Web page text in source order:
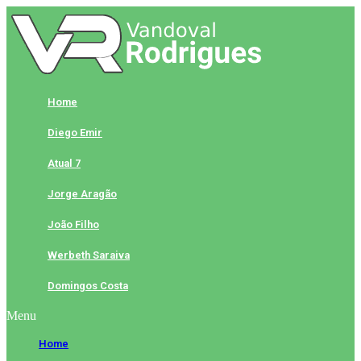
Skip
to
content
Home
Diego Emir
Atual 7
Jorge Aragão
João Filho
Werbeth Saraiva
Domingos Costa
Menu
Home